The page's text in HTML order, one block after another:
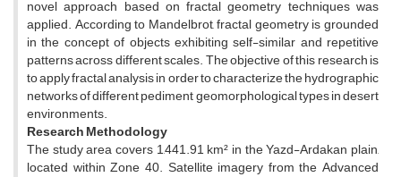
novel approach based on fractal geometry techniques was
applied. According to Mandelbrot, fractal geometry is grounded
in the concept of objects exhibiting self-similar and repetitive
patterns across different scales. The objective of this research is
to apply fractal analysis in order to characterize the hydrographic
networks of different pediment geomorphological types in desert
environments.
Research Methodology
The study area covers 1,441.91 km² in the Yazd-Ardakan plain,
located within Zone 40. Satellite imagery from the Advanced